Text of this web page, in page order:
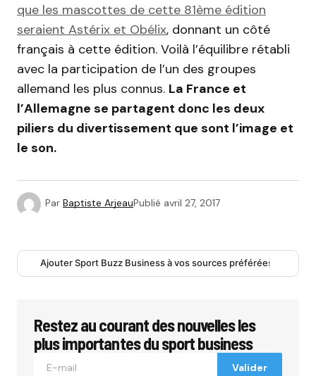
que les mascottes de cette 81ème édition
seraient Astérix et Obélix, donnant un côté
français à cette édition. Voilà l’équilibre rétabli
avec la participation de l’un des groupes
allemand les plus connus. La France et
l’Allemagne se partagent donc les deux
piliers du divertissement que sont l’image et
le son.
Par Baptiste ArjeauPublié avril 27, 2017
Ajouter Sport Buzz Business à vos sources préférées
Restez au courant des nouvelles les
plus importantes du sport business
Valider